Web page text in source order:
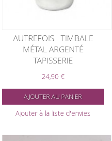
AUTREFOIS - TIMBALE
MÉTAL ARGENTÉ
TAPISSERIE
24,90 €
AJOUTER AU PANIER
Ajouter à la liste d'envies